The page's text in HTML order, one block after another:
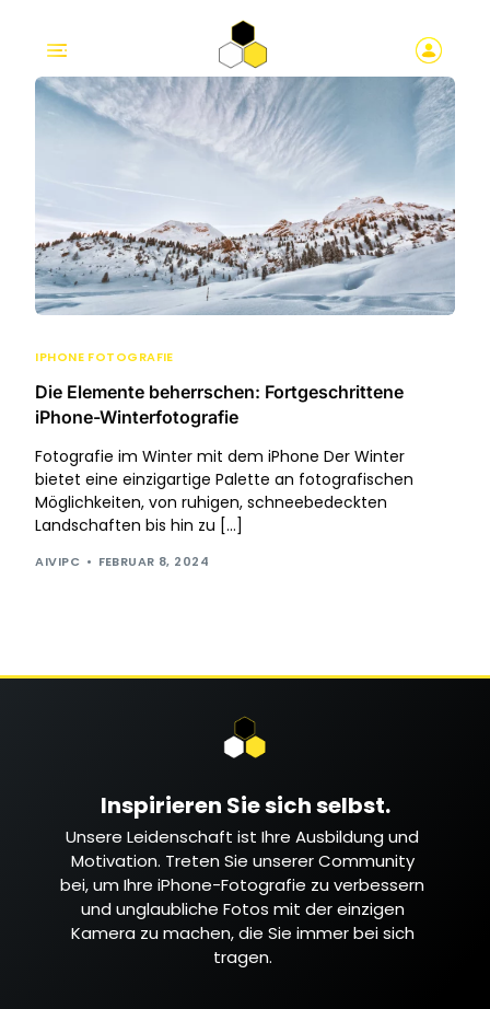
IPHONE FOTOGRAFIE
Die Elemente beherrschen: Fortgeschrittene
iPhone-Winterfotografie
Fotografie im Winter mit dem iPhone Der Winter
bietet eine einzigartige Palette an fotografischen
Möglichkeiten, von ruhigen, schneebedeckten
Landschaften bis hin zu […]
AIVIPC FEBRUAR 8, 2024
Inspirieren Sie sich selbst.
Unsere Leidenschaft ist Ihre Ausbildung und
Motivation. Treten Sie unserer Community
bei, um Ihre iPhone-Fotografie zu verbessern
und unglaubliche Fotos mit der einzigen
Kamera zu machen, die Sie immer bei sich
tragen.